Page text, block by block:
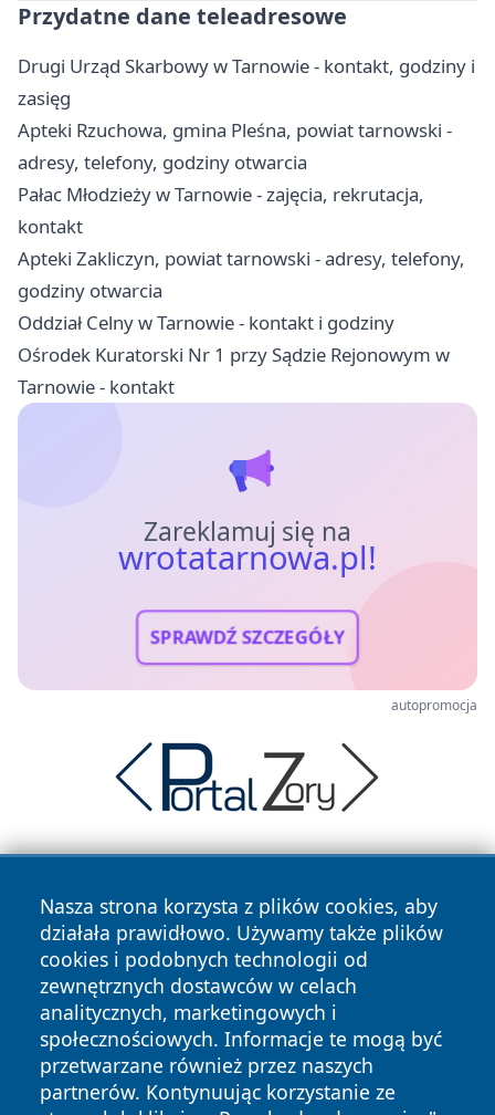
Przydatne dane teleadresowe
Drugi Urząd Skarbowy w Tarnowie - kontakt, godziny i
zasięg
Apteki Rzuchowa, gmina Pleśna, powiat tarnowski -
adresy, telefony, godziny otwarcia
Pałac Młodzieży w Tarnowie - zajęcia, rekrutacja,
kontakt
Apteki Zakliczyn, powiat tarnowski - adresy, telefony,
godziny otwarcia
Oddział Celny w Tarnowie - kontakt i godziny
Ośrodek Kuratorski Nr 1 przy Sądzie Rejonowym w
Tarnowie - kontakt
Zareklamuj się na
wrotatarnowa.pl!
SPRAWDŹ SZCZEGÓŁY
autopromocja
Nasza strona korzysta z plików cookies, aby
działała prawidłowo. Używamy także plików
cookies i podobnych technologii od
zewnętrznych dostawców w celach
analitycznych, marketingowych i
społecznościowych. Informacje te mogą być
przetwarzane również przez naszych
partnerów. Kontynuując korzystanie ze
Copyright © 2026 wrotatarnowa.pl Wszystkie prawa
zastrzeżone.
News Autorzy
Polityka
Polityka